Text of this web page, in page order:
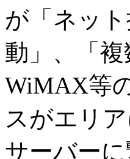
が「ネッ
動」、「
WiMAX等
スがエリ
サーバー